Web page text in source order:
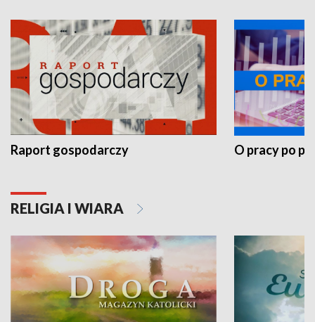
Raport gospodarczy O pracy po
RELIGIA I WIARA